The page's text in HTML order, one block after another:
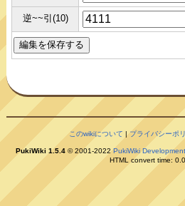
逆~~引(10)
このwikiについて |プライバシーポ
PukiWiki 1.5.4 © 2001-2022PukiWiki
HTML convert time: